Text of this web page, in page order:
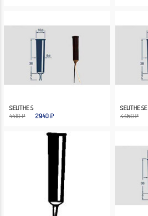
SEUTHE 5
4410 ₽
2940
SEUTHE 5E
3360 ₽